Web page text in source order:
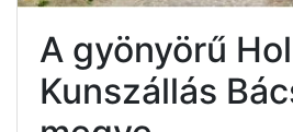
A gyönyörű
Kunszállás